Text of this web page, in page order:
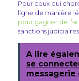
Pour ceux qui
ligne de manière
pour gagner de
sanctions
A lire
se
messagerie